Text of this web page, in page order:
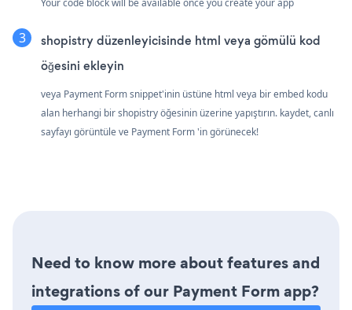
shopistry düzenleyicisinde html veya gömülü kod
öğesini ekleyin
veya Payment Form snippet'inin üstüne html veya bir embed kodu
alan herhangi bir shopistry öğesinin üzerine yapıştırın. kaydet, canlı
sayfayı görüntüle ve Payment Form 'in görünecek!
Need to know more about features and
integrations of our Payment Form app?